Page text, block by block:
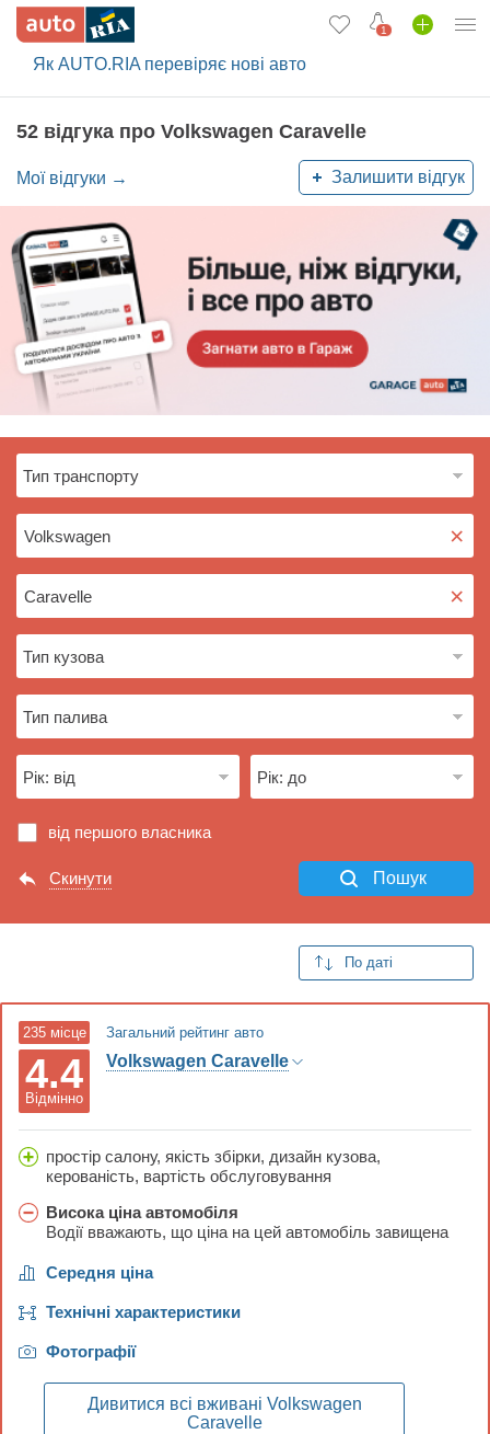
1
Увійти в кабінет
Відгуки про авто
Все для авто
Завантажити додаток
Як AUTO.RIA перевіряє нові авто
52 відгука про Volkswagen Caravelle
×
×
від першого власника
Скинути Пошук
Мої відгуки → Залишити відгук
235місце
Відмінно
4.4
Загальний рейтинг авто
Volkswagen Caravelle
простір салону, якість збірки, дизайн кузова,
керованість, вартість обслуговування
Висока ціна автомобіля
Водії вважають, що ціна на цей автомобіль завищена
Середня ціна
Технічні характеристики
Фотографії
Дивитися всі вживані Volkswagen
Caravelle